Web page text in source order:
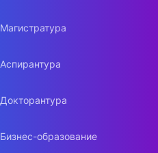
Магистратура
Аспирантура
Докторантура
Бизнес-образование